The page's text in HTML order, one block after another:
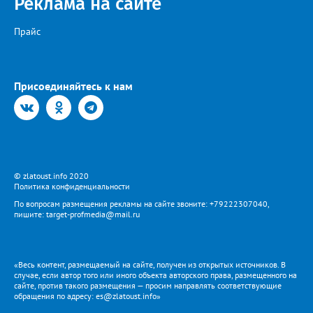
Прайс
Присоединяйтесь к нам
© zlatoust.info 2020
Политика конфиденциальности
По вопросам размещения рекламы на сайте звоните: +79222307040,
пишите: target-profmedia@mail.ru
«Весь контент, размещаемый на сайте, получен из открытых источников. В
случае, если автор того или иного объекта авторского права, размещенного на
сайте, против такого размещения — просим направлять соответствующие
обращения по адресу: es@zlatoust.info»